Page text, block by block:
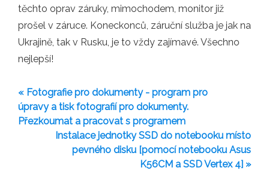
těchto oprav záruky, mimochodem, monitor již
prošel v záruce. Koneckonců, záruční služba je jak na
Ukrajině, tak v Rusku, je to vždy zajímavé. Všechno
nejlepší!
« Fotografie pro dokumenty - program pro
úpravy a tisk fotografií pro dokumenty.
Přezkoumat a pracovat s programem
Instalace jednotky SSD do notebooku místo
pevného disku [pomocí notebooku Asus
K56CM a SSD Vertex 4] »